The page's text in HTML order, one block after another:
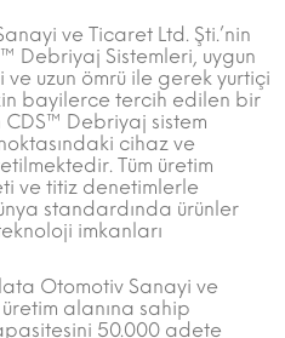
ve Ticaret Ltd. Şti.’nin
Debriyaj Sistemleri, uygun
ve uzun ömrü ile gerek yurtiçi
bayilerce tercih edilen bir
CDS™ Debriyaj sistem
cihaz ve
Tüm üretim
ve titiz denetimlerle
standardında ürünler
imkanları
Otomotiv Sanayi ve
üretim alanına sahip
50.000 adete